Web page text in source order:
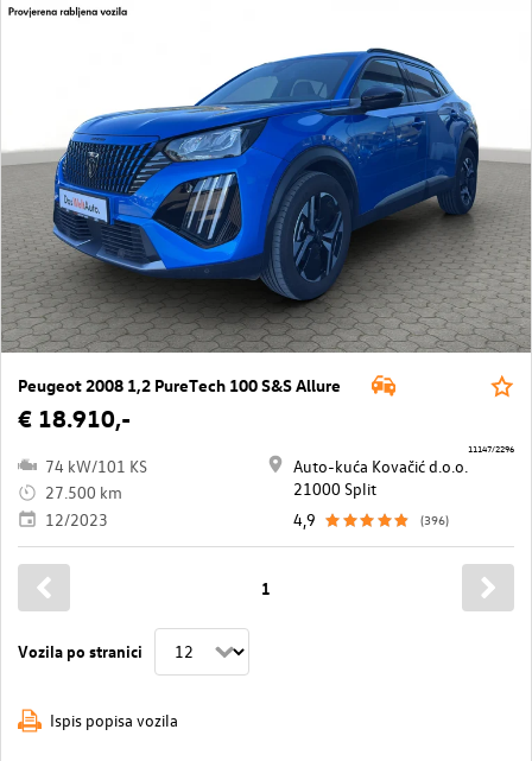
Peugeot 2008 1,2 PureTech 100 S&S Allure
€ 18.910,-
74 kW/101 KS
27.500 km
12/2023
Auto-kuća Kovačić d.o.o.
21000 Split
4,9
(396)
11147/2296
Vozila po stranici
1
Ispis popisa vozila